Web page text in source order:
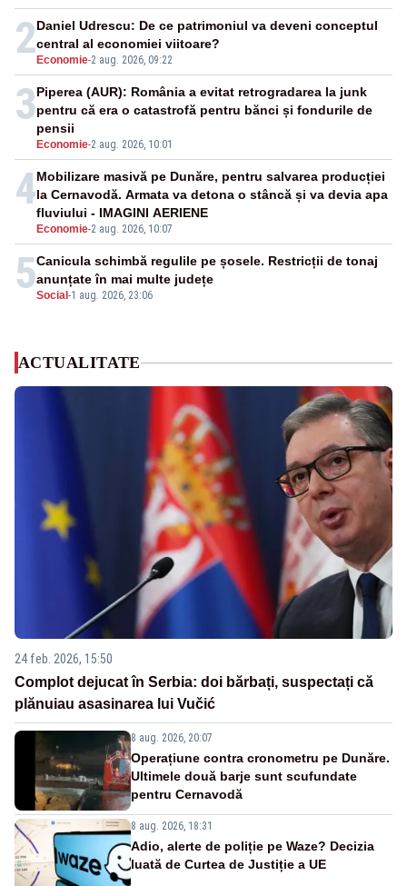
2 Economie-2 aug. 2026, 09:22
Daniel Udrescu: De ce patrimoniul va deveni conceptul
central al economiei viitoare?
3
Economie-2 aug. 2026, 10:01
Piperea (AUR): România a evitat retrogradarea la junk
pentru că era o catastrofă pentru bănci și fondurile de
pensii
4
Economie-2 aug. 2026, 10:07
Mobilizare masivă pe Dunăre, pentru salvarea producției
la Cernavodă. Armata va detona o stâncă și va devia apa
fluviului - IMAGINI AERIENE
5Social -1 aug. 2026, 23:06
Canicula schimbă regulile pe șosele. Restricții de tonaj
anunțate în mai multe județe
ACTUALITATE
24 feb. 2026, 15:50
Complot dejucat în Serbia: doi bărbați, suspectați că
plănuiau asasinarea lui Vučić
8 aug. 2026, 20:07
Operațiune contra cronometru pe Dunăre.
Ultimele două barje sunt scufundate
pentru Cernavodă
8 aug. 2026, 18:31
Adio, alerte de poliție pe Waze? Decizia
luată de Curtea de Justiție a UE